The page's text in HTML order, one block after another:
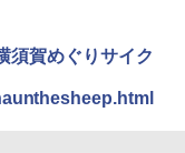
ましテレビで紹介》
幅200 2-3人用 43
須賀めぐりサイク